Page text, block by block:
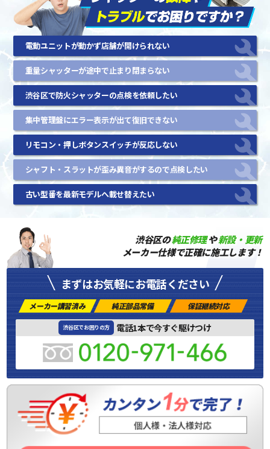
電動ユニットが動かず店舗が開けられない
重量シャッターが途中で止まり閉まらない
渋谷区で防火シャッターの点検を依頼したい
集中管理盤にエラー表示が出て復旧できない
リモコン・押しボタンスイッチが反応しない
シャフト・スラットが歪み異音がするので点検したい
古い型番を最新モデルへ載せ替えたい
渋谷区の純正修理や新設・更新
メーカー仕様で正確に施工します！
まずはお気軽にお電話ください
メーカー講習済み 純正部品常備 保証継続対応
渋谷区でお困りの方 電話1本で今すぐ駆けつけ